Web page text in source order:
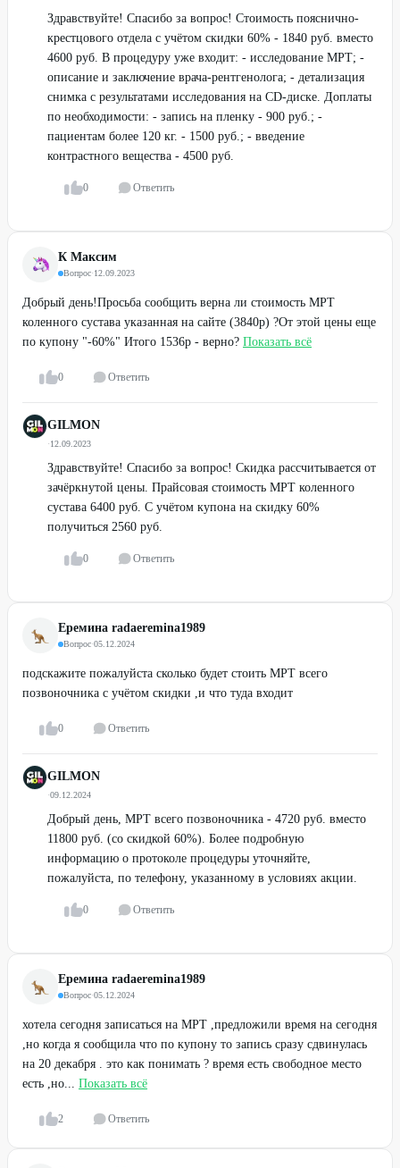
Здравствуйте! Спасибо за вопрос! Стоимость пояснично-
крестцового отдела с учётом скидки 60% - 1840 руб. вместо
4600 руб. В процедуру уже входит: - исследование МРТ; -
описание и заключение врача-рентгенолога; - детализация
снимка с результатами исследования на CD-диске. Доплаты
по необходимости: - запись на пленку - 900 руб.; -
пациентам более 120 кг. - 1500 руб.; - введение
контрастного вещества - 4500 руб.
0 Ответить
К Максим
Вопрос·12.09.2023
Добрый день!Просьба сообщить верна ли стоимость МРТ
коленного сустава указанная на сайте (3840р) ?От этой цены еще
по купону "-60%" Итого 1536р - верно? Показать всё
0 Ответить
GILMON
·12.09.2023
Здравствуйте! Спасибо за вопрос! Скидка рассчитывается от
зачёркнутой цены. Прайсовая стоимость МРТ коленного
сустава 6400 руб. С учётом купона на скидку 60%
получиться 2560 руб.
0 Ответить
Еремина radaeremina1989
Вопрос·05.12.2024
подскажите пожалуйста сколько будет стоить МРТ всего
позвоночника с учётом скидки ,и что туда входит
0 Ответить
GILMON
·09.12.2024
Добрый день, МРТ всего позвоночника - 4720 руб. вместо
11800 руб. (со скидкой 60%). Более подробную
информацию о протоколе процедуры уточняйте,
пожалуйста, по телефону, указанному в условиях акции.
0 Ответить
Еремина radaeremina1989
Вопрос·05.12.2024
хотела сегодня записаться на МРТ ,предложили время на сегодня
,но когда я сообщила что по купону то запись сразу сдвинулась
на 20 декабря . это как понимать ? время есть свободное место
есть ,но... Показать всё
2 Ответить